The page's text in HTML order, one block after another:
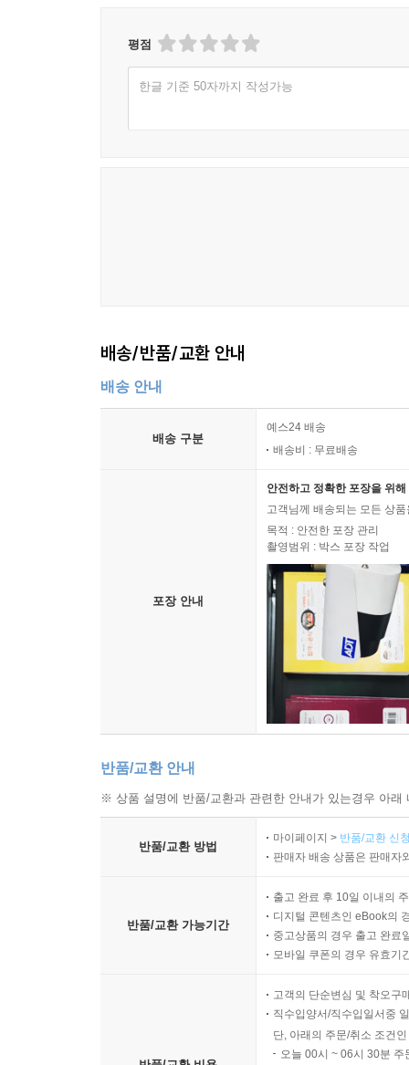
평점
한글 기준 50자까지 작성가능
배송/반품/교환 안내
배송 안내
배송 구분
예스24 배송
배송비 : 무료배송
포장 안내
안전하고 정확한 포장을 위
고객님께 배송되는 모든 상
목적 : 안전한 포장 관리
촬영범위 : 박스 포장 작업
반품/교환 안내
※ 상품 설명에 반품/교환과 관련한 안내가 있는경우 아
반품/교환 방법
마이페이지 > 반품/교환 신
판매자 배송 상품은 판매자
반품/교환 가능기간
출고 완료 후 10일 이내의
디지털 콘텐츠인 eBook의
중고상품의 경우 출고 완료
모바일 쿠폰의 경우 유효기
고객의 단순변심 및 착오구
직수입양서/직수입일서중
단, 아래의 주문/취소 조건
오늘 00시 ~ 06시 30분